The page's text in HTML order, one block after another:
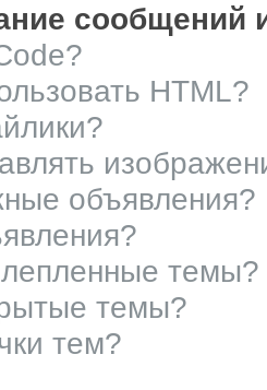
сообщений
HTML?
объявления?
темы?
темы?
тем?